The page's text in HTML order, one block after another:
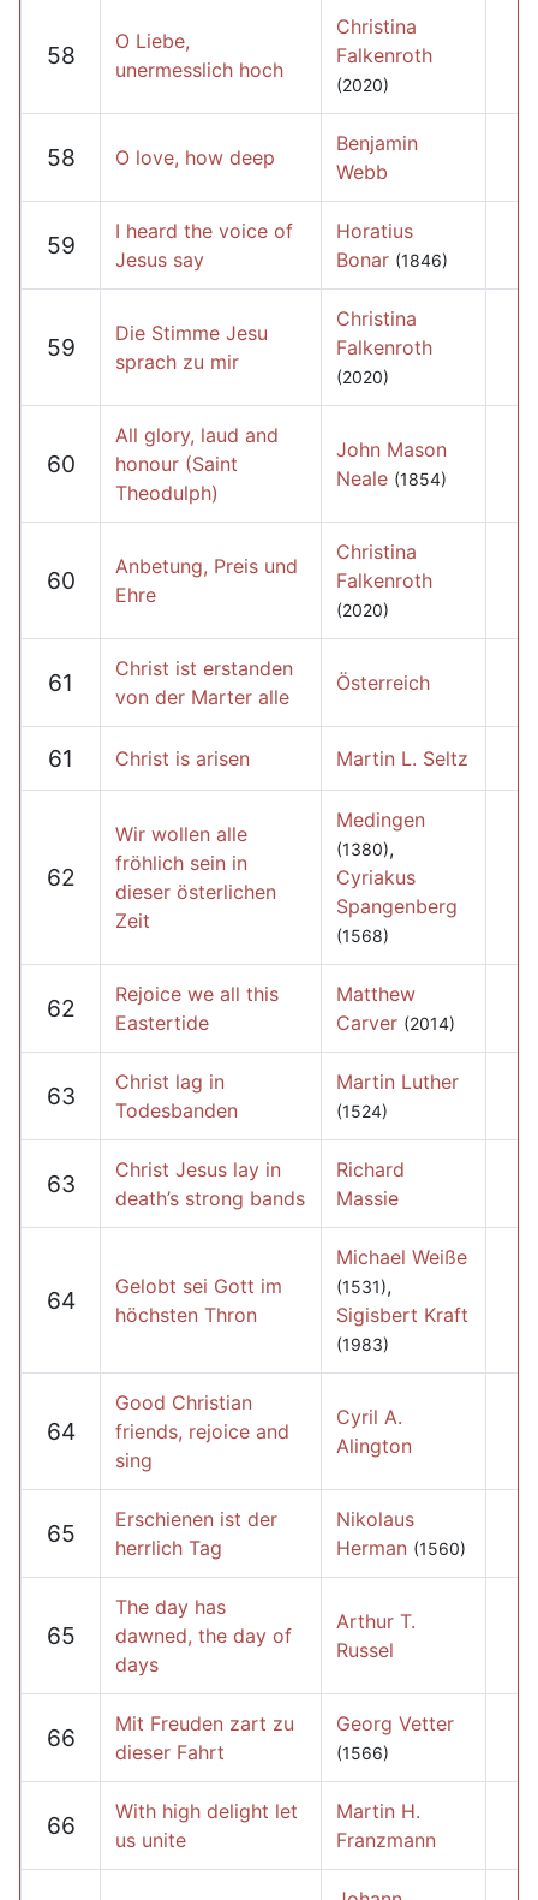
58
O Liebe,
unermesslich hoch
Christina
Falkenroth
(2020)
58 O love, how deep
Benjamin
Webb
59
I heard the voice of
Jesus say
Horatius
Bonar (1846)
59
Die Stimme Jesu
sprach zu mir
Christina
Falkenroth
(2020)
60
All glory, laud and
honour (Saint
Theodulph)
John Mason
Neale (1854)
60
Anbetung, Preis und
Ehre
Christina
Falkenroth
(2020)
61
Christ ist erstanden
von der Marter alle
Österreich
61 Christ is arisen Martin L. Seltz
62
Wir wollen alle
fröhlich sein in
dieser österlichen
Zeit
Medingen
(1380),
Cyriakus
Spangenberg
(1568)
62
Rejoice we all this
Eastertide
Matthew
Carver (2014)
63
Christ lag in
Todesbanden
Martin Luther
(1524)
63
Christ Jesus lay in
death’s strong bands
Richard
Massie
64
Gelobt sei Gott im
höchsten Thron
Michael Weiße
(1531),
Sigisbert Kraft
(1983)
64
Good Christian
friends, rejoice and
sing
Cyril A.
Alington
65
Erschienen ist der
herrlich Tag
Nikolaus
Herman (1560)
65
The day has
dawned, the day of
days
Arthur T.
Russel
66
Mit Freuden zart zu
dieser Fahrt
Georg Vetter
(1566)
66
With high delight let
us unite
Martin H.
Franzmann